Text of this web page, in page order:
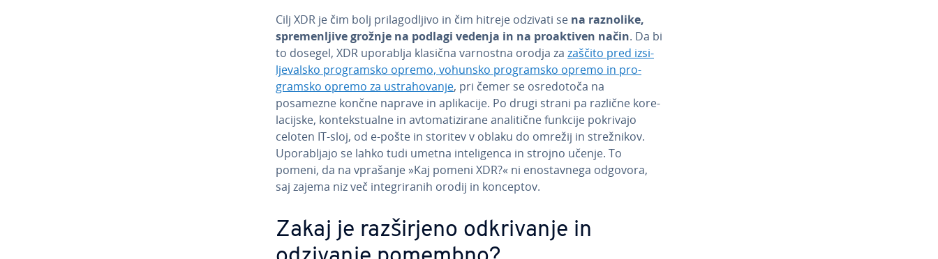
Cilj XDR je čim bolj pri­la­go­dlji­vo in čim hitreje odzivati se na raznolike,
spre­men­lji­ve grožnje na podlagi vedenja in na pro­ak­ti­ven način. Da bi
to dosegel, XDR uporablja klasična varnostna orodja za zaščito pred iz­si­
lje­val­sko pro­gram­sko opremo, vohunsko pro­gram­sko opremo in pro­
gram­sko opremo za ustra­ho­va­nje, pri čemer se osre­do­to­ča na
posamezne končne naprave in apli­ka­ci­je. Po drugi strani pa različne ko­re­
la­cij­ske, kon­te­kstu­al­ne in av­to­ma­ti­zi­ra­ne ana­li­tič­ne funkcije pokrivajo
celoten IT-sloj, od e-pošte in storitev v oblaku do omrežij in stre­žni­kov.
Upo­ra­blja­jo se lahko tudi umetna in­te­li­gen­ca in strojno učenje. To
pomeni, da na vprašanje »Kaj pomeni XDR?« ni eno­stav­ne­ga odgovora,
saj zajema niz več in­te­gri­ra­nih orodij in konceptov.
Zakaj je raz­šir­je­no od­kri­va­nje in